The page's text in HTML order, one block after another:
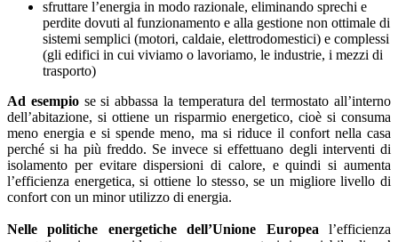
sfruttare l’energia in modo razionale, eliminando sprechi e
perdite dovuti al funzionamento e alla gestione non ottimale di
sistemi semplici (motori, caldaie, elettrodomestici) e complessi
(gli edifici in cui viviamo o lavoriamo, le industrie, i mezzi di
trasporto)
Ad esempiose si abbassa la temperatura del termostato all’interno
dell’abitazione, si ottiene un risparmio energetico, cioè si consuma
meno energia e si spende meno, ma si riduce il confort nella casa
perché si ha più freddo. Se invece si effettuano degli interventi di
isolamento per evitare dispersioni di calore, e quindi si aumenta
l’efficienza energetica, si ottiene lo stesso, se un migliore livello di
confort con un minor utilizzo di energia.
Nelle politiche energetiche dell’Unione Europea l’efficienza